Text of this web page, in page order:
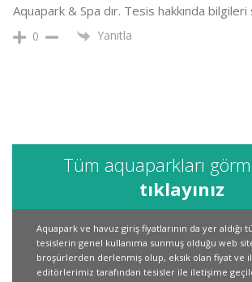
Aquapark & Spa dır. Tesis hakkında
0 Yanıtla
Tüm aquaparkları
tıklayınız
Aquapark ve havuz giriş fiyatlarının da yer aldığı
tesislerin genel kullanıma sunmuş olduğu web
broşürlerden derlenmiş olup, eksik olan fiyat ve
editörlerimiz tarafından tesisler ile iletişime